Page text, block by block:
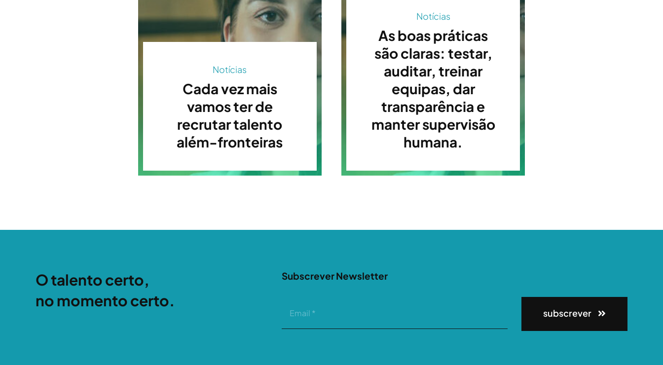
Notícias
Cada vez mais
vamos ter de
recrutar talento
além-fronteiras
Notícias
As boas práticas
são claras: testar,
auditar, treinar
equipas, dar
transparência e
manter supervisão
humana.
O talento certo,
no momento certo.
Subscrever Newsletter
subscrever